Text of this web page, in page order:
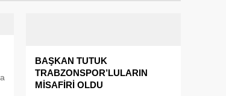
BAŞKAN TUTUK
TRABZONSPOR’LULARIN
MİSAFİRİ OLDU